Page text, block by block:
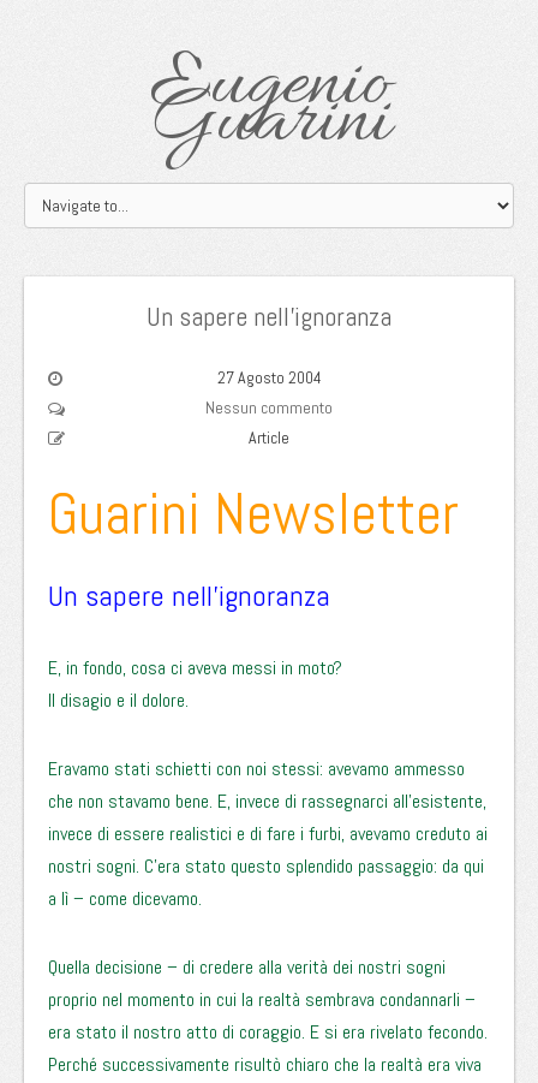
Eugenio
Guarini
Un sapere nell’ignoranza
27 Agosto 2004
Nessun commento
Article
Guarini Newsletter
Un sapere nell’ignoranza
E, in fondo, cosa ci aveva messi in moto?
Il disagio e il dolore.
Eravamo stati schietti con noi stessi: avevamo ammesso
che non stavamo bene. E, invece di rassegnarci all’esistente,
invece di essere realistici e di fare i furbi, avevamo creduto ai
nostri sogni. C’era stato questo splendido passaggio: da qui
a lì – come dicevamo.
Quella decisione – di credere alla verità dei nostri sogni
proprio nel momento in cui la realtà sembrava condannarli –
era stato il nostro atto di coraggio. E si era rivelato fecondo.
Perché successivamente risultò chiaro che la realtà era viva